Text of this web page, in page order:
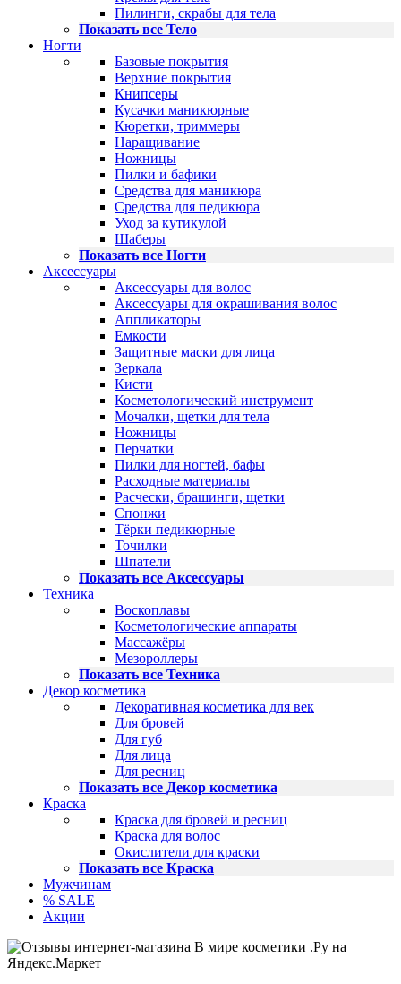
Пилинги, скрабы для тела
Показать все Тело
Ногти
Базовые покрытия
Верхние покрытия
Книпсеры
Кусачки маникюрные
Кюретки, триммеры
Наращивание
Ножницы
Пилки и бафики
Средства для маникюра
Средства для педикюра
Уход за кутикулой
Шаберы
Показать все Ногти
Аксессуары
Аксессуары для волос
Аксессуары для окрашивания волос
Аппликаторы
Емкости
Защитные маски для лица
Зеркала
Кисти
Косметологический инструмент
Мочалки, щетки для тела
Ножницы
Перчатки
Пилки для ногтей, бафы
Расходные материалы
Расчески, брашинги, щетки
Спонжи
Тёрки педикюрные
Точилки
Шпатели
Показать все Аксессуары
Техника
Воскоплавы
Косметологические аппараты
Массажёры
Мезороллеры
Показать все Техника
Декор косметика
Декоративная косметика для век
Для бровей
Для губ
Для лица
Для ресниц
Показать все Декор косметика
Краска
Краска для бровей и ресниц
Краска для волос
Окислители для краски
Показать все Краска
Мужчинам
% SALE
Акции